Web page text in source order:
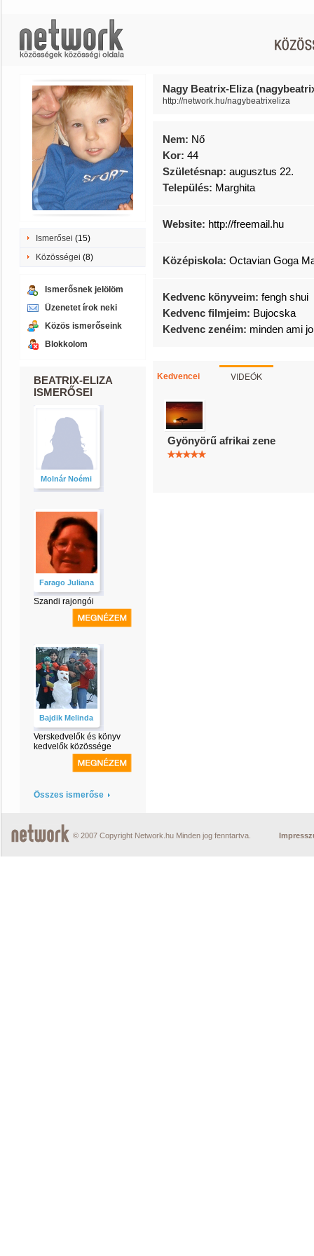
Ismerősei (15)
Közösségei (8)
Ismerősnek jelölöm
Üzenetet írok neki
Közös ismerőseink
Blokkolom
BEATRIX-ELIZA
ISMERŐSEI
Molnár Noémi
Farago Juliana
Szandi rajongói
Bajdik Melinda
Verskedvelők és könyv
kedvelők közössége
Összes ismerőse
Nagy Beatrix-Eliza
http://network.hu/nagybeatrixeliza
Nem: Nő
Kor: 44
Születésnap: augusztus 22.
Település: Marghita
Website: http://freemail.hu
Középiskola: Octavian Goga
Kedvenc könyveim: fengh shui
Kedvenc filmjeim: Bujocska
Kedvenc zenéim: minden ami jo
Kedvencei VIDEÓK
Gyönyörű afrikai zene
© 2007 Copyright Network.hu Minden jog fenntartva.